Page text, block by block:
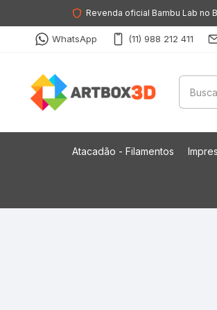
Revenda oficial Bambu Lab no
WhatsApp (11) 988 212 411
Atacadão - Filamentos